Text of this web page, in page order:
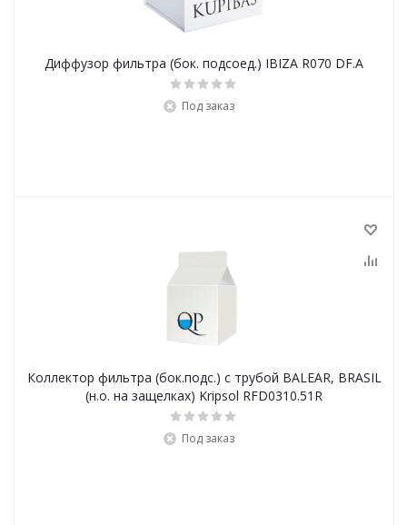
Диффузор фильтра (бок. подсоед.) IBIZA R070 DF.A
Под заказ
Коллектор фильтра (бок.подс.) с трубой BALEAR, BRASIL
(н.о. на защелках) Kripsol RFD0310.51R
Под заказ